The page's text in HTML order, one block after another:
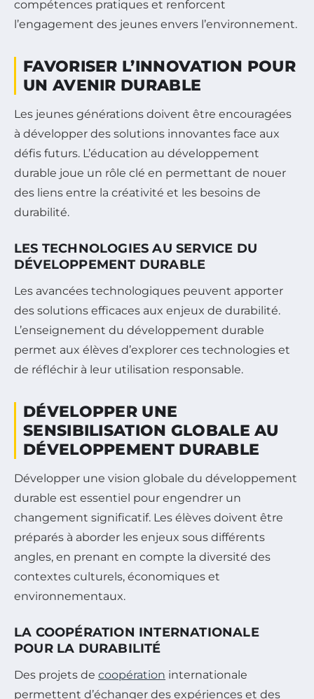
compétences pratiques et renforcent
l’engagement des jeunes envers l’environnement.
FAVORISER L’INNOVATION POUR
UN AVENIR DURABLE
Les jeunes générations doivent être encouragées
à développer des solutions innovantes face aux
défis futurs. L’éducation au développement
durable joue un rôle clé en permettant de nouer
des liens entre la créativité et les besoins de
durabilité.
LES TECHNOLOGIES AU SERVICE DU
DÉVELOPPEMENT DURABLE
Les avancées technologiques peuvent apporter
des solutions efficaces aux enjeux de durabilité.
L’enseignement du développement durable
permet aux élèves d’explorer ces technologies et
de réfléchir à leur utilisation responsable.
DÉVELOPPER UNE
SENSIBILISATION GLOBALE AU
DÉVELOPPEMENT DURABLE
Développer une vision globale du développement
durable est essentiel pour engendrer un
changement significatif. Les élèves doivent être
préparés à aborder les enjeux sous différents
angles, en prenant en compte la diversité des
contextes culturels, économiques et
environnementaux.
LA COOPÉRATION INTERNATIONALE
POUR LA DURABILITÉ
Des projets de coopération internationale
permettent d’échanger des expériences et des